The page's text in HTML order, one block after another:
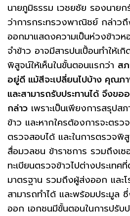
นายภูมิธรรม เวชยชัย รองนาย
ว่าการกระทรวงพาณิชย์ กล่าว
ออกมาแสดงความเป็นห่วงข้าวห
จำข้าว อาจมีสารปนเปื้อนทำให้เ
พิสูจน์ให้เห็นในขั้นตอนแรกว่า ส
อยู่ดี แม้สีจะเปลี่ยนไปบ้าง คุณภ
และสามารถรับประทานได้ จึงขอ
กล่าว เพราะเป็นเพียงการสรุป
ข้าว และหากใครต้องการจะตร
ตรวจสอบได้ และในการตรวจ
สื่อมวลชน ข้าราชการ รวมถึงเซ
ทะเบียนตรวจข้าวไปต่างประเท
มาตรฐาน รวมถึงผู้ส่งออก และ
สามารถทำได้ และพร้อมประมูล
ออก เอกชนมีขั้นตอนในการปรับ